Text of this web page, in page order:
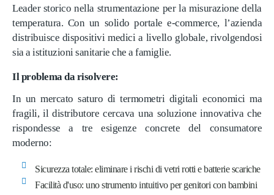
Leader storico nella strumentazione per la misurazione della
temperatura. Con un solido portale e-commerce, l’azienda
distribuisce dispositivi medici a livello globale, rivolgendosi
sia a istituzioni sanitarie che a famiglie.
Il problema da risolvere:
In un mercato saturo di termometri digitali economici ma
fragili, il distributore cercava una soluzione innovativa che
rispondesse a tre esigenze concrete del consumatore
moderno:
Sicurezza totale: eliminare i rischi di vetri rotti e batterie scariche
Facilità d'uso: uno strumento intuitivo per genitori con bambini